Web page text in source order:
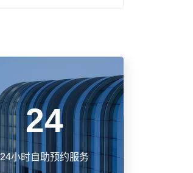
24
24小时自助预约服务